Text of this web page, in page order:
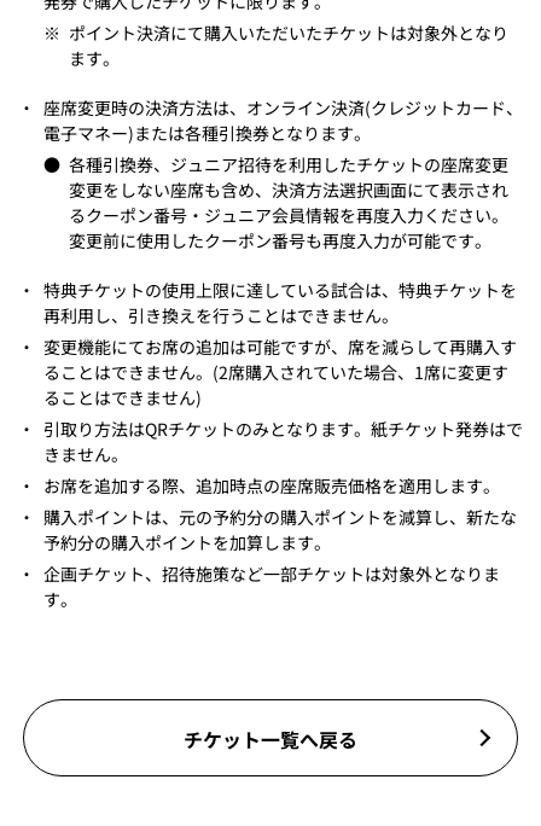
※ ポイント決済にて購入いただいたチケットは対象外となり
ます。
・
座席変更時の決済方法は、オンライン決済(クレジットカード、
電子マネー)または各種引換券となります。
● 各種引換券、ジュニア招待を利用したチケットの座席変更
変更をしない座席も含め、決済方法選択画面にて表示され
るクーポン番号・ジュニア会員情報を再度入力ください。
変更前に使用したクーポン番号も再度入力が可能です。
・ 特典チケットの使用上限に達している試合は、特典チケットを
再利用し、引き換えを行うことはできません。
・ 変更機能にてお席の追加は可能ですが、席を減らして再購入す
ることはできません。(2席購入されていた場合、1席に変更す
ることはできません)
・
引取り方法はQRチケットのみとなります。紙チケット発券はで
きません。
・
お席を追加する際、追加時点の座席販売価格を適用します。
・
購入ポイントは、元の予約分の購入ポイントを減算し、新たな
予約分の購入ポイントを加算します。
・ 企画チケット、招待施策など一部チケットは対象外となりま
す。
チケット一覧へ戻る